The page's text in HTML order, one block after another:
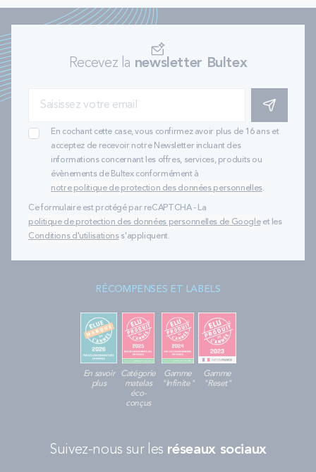
Recevez la newsletter Bultex
S'INSCRIRE
En cochant cette case, vous confirmez avoir plus de 16 ans et
acceptez de recevoir notre Newsletter incluant des
informations concernant les offres, services, produits ou
évènements de Bultex conformément à
notre politique de protection des données personnelles.
Ce formulaire est protégé par reCAPTCHA - La
politique de protection des données personnelles de Googleet les
Conditions d'utilisationss'appliquent.
RÉCOMPENSES ET LABELS
En savoir
plus
Catégorie
matelas
éco-
conçus
Gamme
"Infinite"
Gamme
"Reset"
Suivez-nous sur les réseaux sociaux